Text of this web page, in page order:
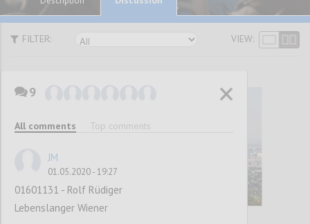
FILTER: VIEW:
9
All comments Top comments
JM
01.05.2020 - 19:27
01601131 - Rolf Rüdiger
Lebenslanger Wiener